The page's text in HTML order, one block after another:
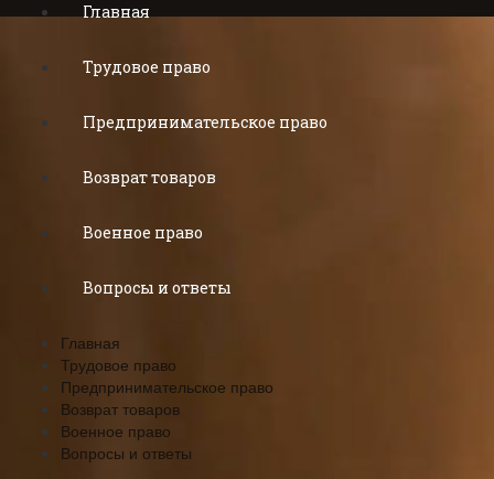
Главная
Трудовое право
Предпринимательское право
Возврат товаров
Военное право
Вопросы и ответы
Главная
Трудовое право
Предпринимательское право
Возврат товаров
Военное право
Вопросы и ответы